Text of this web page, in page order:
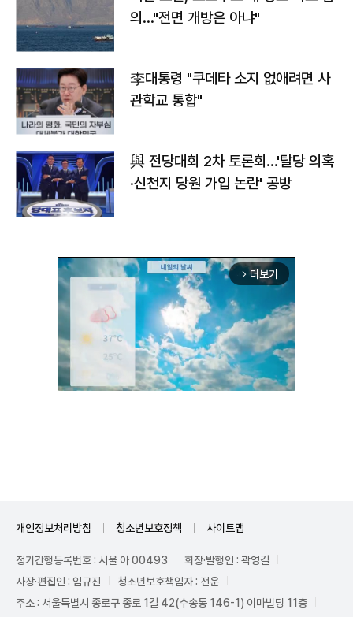
의…"전면 개방은 아냐"
李대통령 "쿠데타 소지 없애려면 사
관학교 통합"
與 전당대회 2차 토론회…'탈당 의혹
·신천지 당원 가입 논란' 공방
arrow_forward_ios 더보기
개인정보처리방침 청소년보호정책 사이트맵
정기간행등록번호 : 서울 아 00493
회장·발행인 : 곽영길
사장·편집인 : 임규진
청소년보호책임자 : 전운
주소 : 서울특별시 종로구 종로 1길 42(수송동 146-1) 이마빌딩 11층